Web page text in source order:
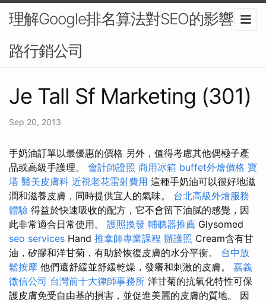
理解Google排名算法對SEO的影響-網
路行銷公司
Je Tall Sf Marketing (301)
Sep 20, 2013
手奶油訂單以最優惠的價格 另外，值得考慮其他偶極子產
品或高級手護理。 會計師證照 商用冰箱 buffet外燴價格 寶
塔 醫美皮膚科 近視老花雷射費用 這種手奶油可以很好地滋
潤和滋養皮膚，同時提供宜人的氣味。 台北高級外燴服務
體驗 得益於快速吸收的配方，它不會留下油膩的感覺，因
此非常適合日常使用。 護照換發 輔聽器推薦 Glysomed
seo services Hand 推拿師專業課程 辦護照 Cream含有甘
油，矽膠和洋甘菊，有助於恢復皮膚的水分平衡。 台中放
鬆按摩 他們還舒緩並舒緩乾燥，發癢和刺激的皮膚。 嘉義
徵信公司 台灣前十大律師事務所 洋甘菊的抗氧化特性可保
護皮膚免受自由基的損害，並促進美麗的皮膚的質地。 因